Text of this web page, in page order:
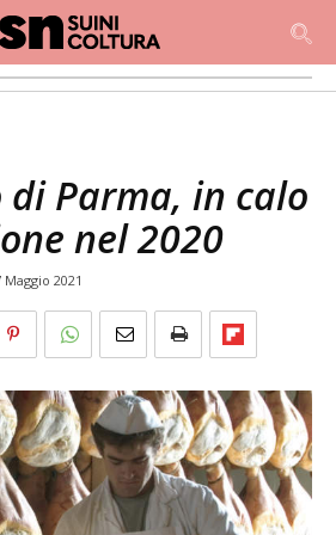
Parma, in calo
nel 2020
Maggio 2021